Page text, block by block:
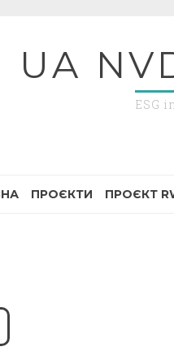
UA
ESG
ПРОЄКТИ ПРОЄКТ